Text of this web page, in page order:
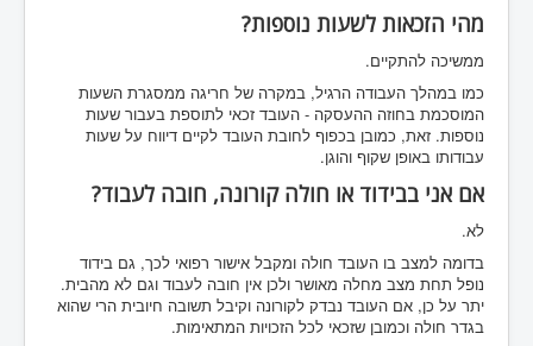
מהי הזכאות לשעות נוספות?
ממשיכה להתקיים.
כמו במהלך העבודה הרגיל, במקרה של חריגה ממסגרת השעות
המוסכמת בחוזה ההעסקה - העובד זכאי לתוספת בעבור שעות
נוספות. זאת, כמובן בכפוף לחובת העובד לקיים דיווח על שעות
עבודותו באופן שקוף והוגן.
אם אני בבידוד או חולה קורונה, חובה לעבוד?
לא.
בדומה למצב בו העובד חולה ומקבל אישור רפואי לכך, גם בידוד
נופל תחת מצב מחלה מאושר ולכן אין חובה לעבוד וגם לא מהבית.
יתר על כן, אם העובד נבדק לקורונה וקיבל תשובה חיובית הרי שהוא
בגדר חולה וכמובן שזכאי לכל הזכויות המתאימות.